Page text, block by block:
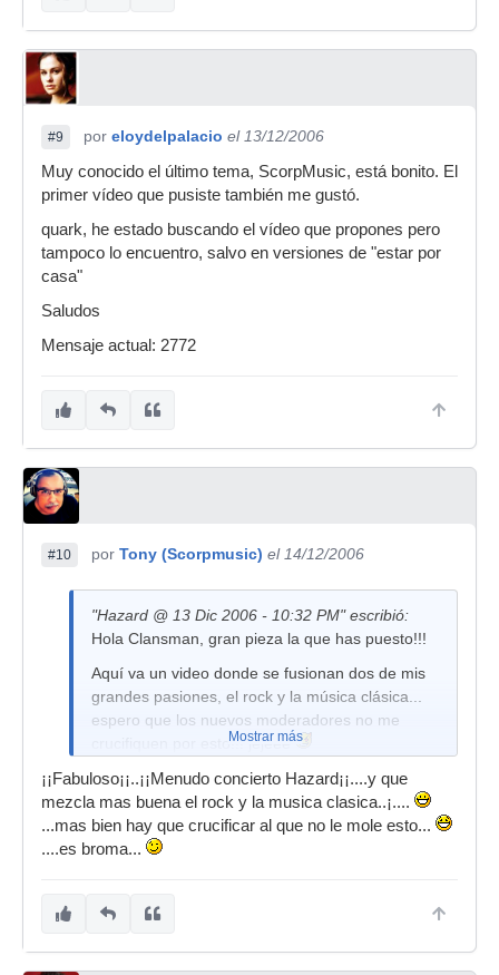
#9 por eloydelpalacio el 13/12/2006
Muy conocido el último tema, ScorpMusic, está bonito. El
primer vídeo que pusiste también me gustó.
quark, he estado buscando el vídeo que propones pero
tampoco lo encuentro, salvo en versiones de "estar por
casa"
Saludos
Mensaje actual: 2772
#10 por Tony (Scorpmusic) el 14/12/2006
"Hazard @ 13 Dic 2006 - 10:32 PM" escribió:
Hola Clansman, gran pieza la que has puesto!!!
Aquí va un video donde se fusionan dos de mis
grandes pasiones, el rock y la música clásica...
espero que los nuevos moderadores no me
crucifiquen por esto!!! jejeee
Saludos
Mostrar más
¡¡Fabuloso¡¡..¡¡Menudo concierto Hazard¡¡....y que
mezcla mas buena el rock y la musica clasica..¡....
...mas bien hay que crucificar al que no le mole esto...
....es broma...